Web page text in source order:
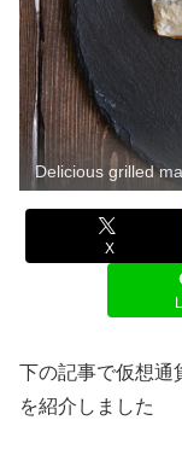
Delicious grilled
X
下の記事で仮想通
を紹介しました